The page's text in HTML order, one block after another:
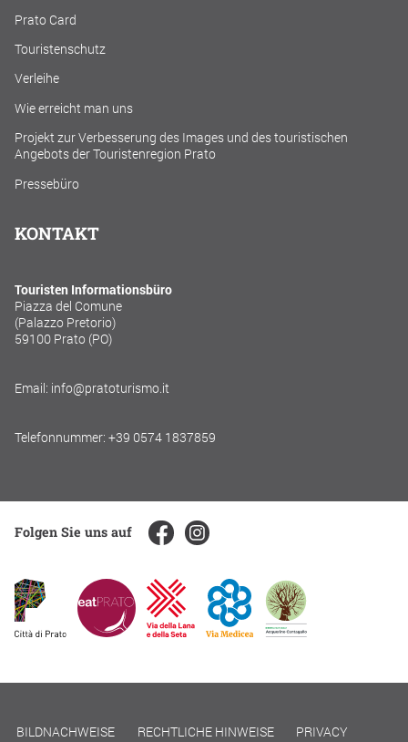
Prato Card
Touristenschutz
Verleihe
Wie erreicht man uns
Projekt zur Verbesserung des Images und des touristischen
Angebots der Touristenregion Prato
Pressebüro
KONTAKT
Touristen Informationsbüro
Piazza del Comune
(Palazzo Pretorio)
59100 Prato (PO)
Email: info@pratoturismo.it
Telefonnummer: +39 0574 1837859
Folgen Sie uns auf
BILDNACHWEISE RECHTLICHE HINWEISE PRIVACY